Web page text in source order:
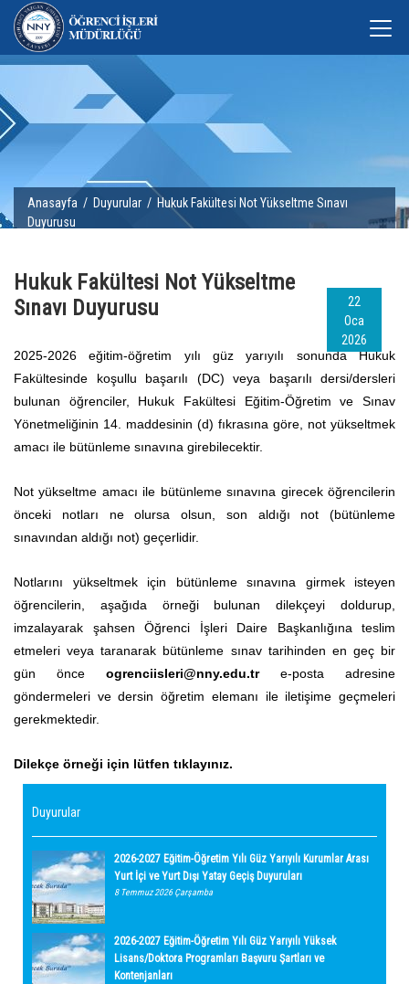
Anasayfa / Duyurular / Hukuk Fakültesi Not Yükseltme Sınavı
Duyurusu
22
Oca
2026
Hukuk Fakültesi Not Yükseltme
Sınavı Duyurusu
2025-2026 eğitim-öğretim yılı güz yarıyılı sonunda Hukuk
Fakültesinde koşullu başarılı (DC) veya başarılı dersi/dersleri
bulunan öğrenciler, Hukuk Fakültesi Eğitim-Öğretim ve Sınav
Yönetmeliğinin 14. maddesinin (d) fıkrasına göre, not yükseltmek
amacı ile bütünleme sınavına girebilecektir.
Not yükseltme amacı ile bütünleme sınavına girecek öğrencilerin
önceki notları ne olursa olsun, son aldığı not (bütünleme
sınavından aldığı not) geçerlidir.
Notlarını yükseltmek için bütünleme sınavına girmek isteyen
öğrencilerin, aşağıda örneği bulunan dilekçeyi doldurup,
imzalayarak şahsen Öğrenci İşleri Daire Başkanlığına teslim
etmeleri veya taranarak bütünleme sınav tarihinden en geç bir
gün önce ogrenciisleri@nny.edu.tre-posta adresine
göndermeleri ve dersin öğretim elemanı ile iletişime geçmeleri
gerekmektedir.
Dilekçe örneği için lütfen tıklayınız.
Duyurular
2026-2027 Eğitim-Öğretim Yılı Güz Yarıyılı Kurumlar Arası
Yurt İçi ve Yurt Dışı Yatay Geçiş Duyuruları
8 Temmuz 2026 Çarşamba
2026-2027 Eğitim-Öğretim Yılı Güz Yarıyılı Yüksek
Lisans/Doktora Programları Başvuru Şartları ve
Kontenjanları